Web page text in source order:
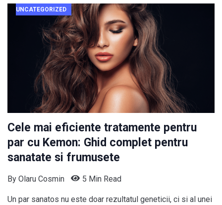
UNCATEGORIZED
Cele mai eficiente tratamente pentru
par cu Kemon: Ghid complet pentru
sanatate si frumusete
By Olaru Cosmin 5 Min Read
Un par sanatos nu este doar rezultatul geneticii, ci si al unei